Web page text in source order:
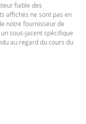
fiable des
affichés ne sont pas en
notre fournisseur de
sous-jacent spécifique
au regard du cours du